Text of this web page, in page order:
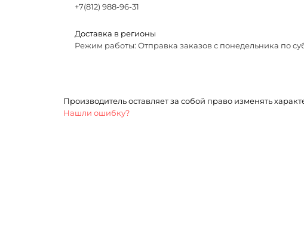
+7(812) 988-96-31
Доставка в регионы
Режим работы: Отправка заказов с понедельника по
Производитель оставляет за собой право изменять
Нашли ошибку?